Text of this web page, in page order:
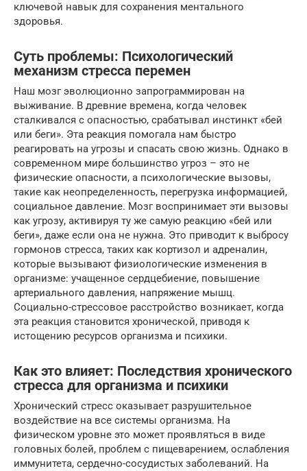
ключевой навык для сохранения ментального
здоровья.
Суть проблемы: Психологический
механизм стресса перемен
Наш мозг эволюционно запрограммирован на
выживание. В древние времена, когда человек
сталкивался с опасностью, срабатывал инстинкт «бей
или беги». Эта реакция помогала нам быстро
реагировать на угрозы и спасать свою жизнь. Однако в
современном мире большинство угроз – это не
физические опасности, а психологические вызовы,
такие как неопределенность, перегрузка информацией,
социальное давление. Мозг воспринимает эти вызовы
как угрозу, активируя ту же самую реакцию «бей или
беги», даже если она не нужна. Это приводит к выбросу
гормонов стресса, таких как кортизол и адреналин,
которые вызывают физиологические изменения в
организме: учащенное сердцебиение, повышение
артериального давления, напряжение мышц.
Социально-стрессовое расстройство возникает, когда
эта реакция становится хронической, приводя к
истощению ресурсов организма и психики.
Как это влияет: Последствия хронического
стресса для организма и психики
Хронический стресс оказывает разрушительное
воздействие на все системы организма. На
физическом уровне это может проявляться в виде
головных болей, проблем с пищеварением, ослабления
иммунитета, сердечно-сосудистых заболеваний. На